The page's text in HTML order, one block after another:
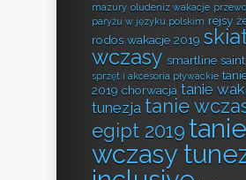
mazury oludeniz wakacje
paryżu w języku polskim rejsy
rodos wakacje 2019
wczasy smartline
sprzęt i akcesoria pływackie
2019 chorwacja tanie
tunezja tanie
egipt 2019 tanie
wczasy